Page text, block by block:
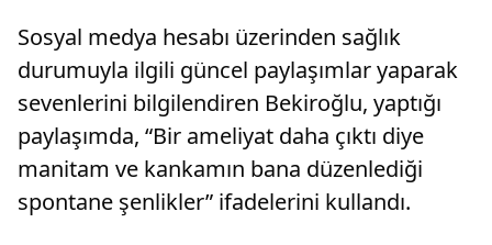
Sosyal medya hesabı üzerinden sağlık
durumuyla ilgili güncel paylaşımlar yaparak
sevenlerini bilgilendiren Bekiroğlu, yaptığı
paylaşımda, “Bir ameliyat daha çıktı diye
manitam ve kankamın bana düzenlediği
spontane şenlikler” ifadelerini kullandı.